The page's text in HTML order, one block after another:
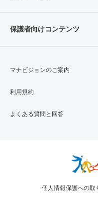
保護者向けコンテンツ
マナビジョンのご案内
利用規約
よくある質問と回答
個人情報保護への取